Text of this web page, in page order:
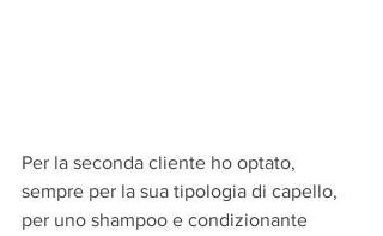
Per la seconda cliente ho optato,
sempre per la sua tipologia di capello,
per uno shampoo e condizionante